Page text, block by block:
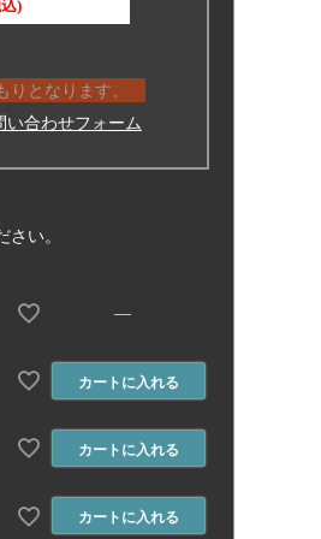
に入力してご注文くだ
たは用紙をスキャ
してください。
)
りとなります。
い合わせフォーム
さい。
—
カートに入れる
カートに入れる
カートに入れる